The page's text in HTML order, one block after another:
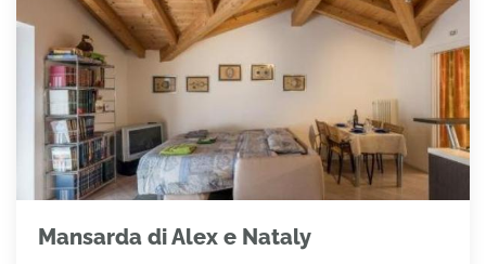
Mansarda di Alex e Nataly